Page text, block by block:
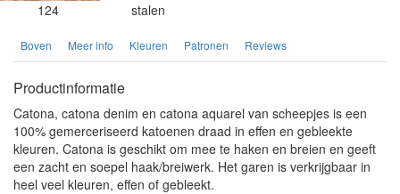
124 stalen
Boven Meer info Kleuren Patronen Reviews
Productinformatie
Catona, catona denim en catona aquarel van scheepjes is een
100% gemerceriseerd katoenen draad in effen en gebleekte
kleuren. Catona is geschikt om mee te haken en breien en geeft
een zacht en soepel haak/breiwerk. Het garen is verkrijgbaar in
heel veel kleuren, effen of gebleekt.